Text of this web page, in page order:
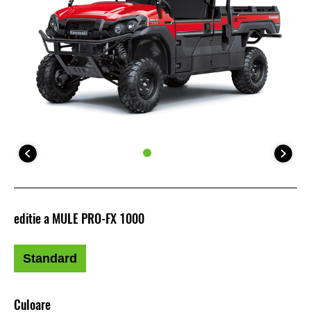
Culoare
editie a MULE PRO-FX 1000
Standard